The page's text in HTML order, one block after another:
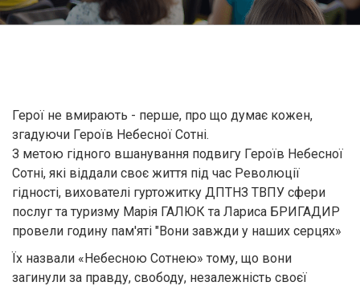
Герої не вмирають - перше, про що думає кожен,
згадуючи Героїв Небесної Сотні.
З метою гідного вшанування подвигу Героїв Небесної
Сотні, які віддали своє життя під час Революції
гідності, вихователі гуртожитку ДПТНЗ ТВПУ сфери
послуг та туризму Марія ГАЛЮК та Лариса БРИГАДИР
провели годину пам'яті "Вони завжди у наших серцях»
Їх назвали «Небесною Сотнею» тому, що вони
загинули за правду, свободу, незалежність своєї